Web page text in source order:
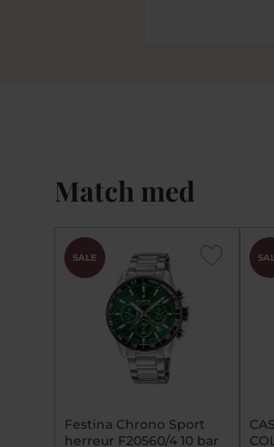
Match med
CHOK
PRIS
SALE
Festina Chrono Sport
herreur F20560/4 10 bar